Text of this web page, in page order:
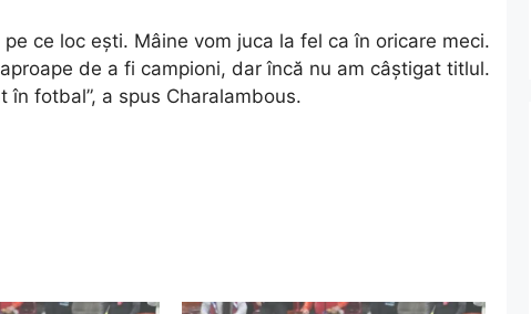
ce loc ești. Mâine vom juca la fel ca în oricare meci.
de a fi campioni, dar încă nu am câștigat titlul.
fotbal”, a spus Charalambous.